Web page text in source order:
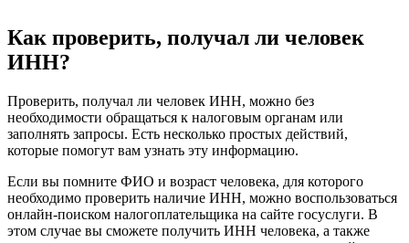
Как проверить, получал ли человек
ИНН?
Проверить, получал ли человек ИНН, можно без
необходимости обращаться к налоговым органам или
заполнять запросы. Есть несколько простых действий,
которые помогут вам узнать эту информацию.
Если вы помните ФИО и возраст человека, для которого
необходимо проверить наличие ИНН, можно воспользоваться
онлайн-поиском налогоплательщика на сайте госуслуги. В
этом случае вы сможете получить ИНН человека, а также